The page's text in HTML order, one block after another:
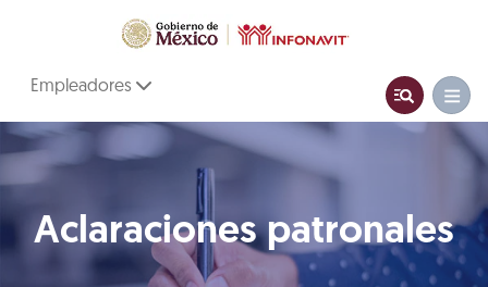
Empleadores
Aclaraciones patronales